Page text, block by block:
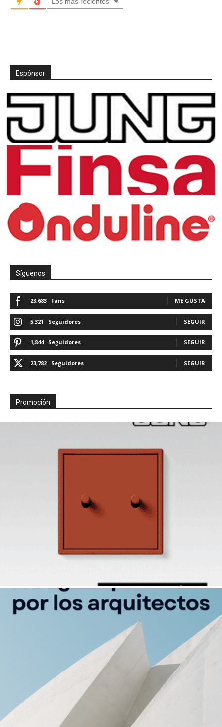
Espónsor
Síguenos
23,683 Fans ME GUSTA
5,321 Seguidores SEGUIR
1,844 Seguidores SEGUIR
23,782 Seguidores SEGUIR
Promoción